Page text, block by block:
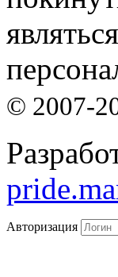
© 2007-
Авторизация